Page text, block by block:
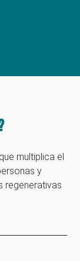
multiplica el
y
regenerativas